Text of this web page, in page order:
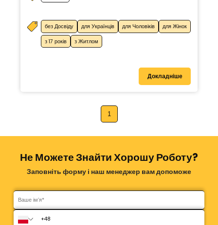
без Досвіду для Українців для Чоловіків для Жінок
з 17 років з Житлом
Докладніше
1
Не Можете Знайти Хорошу Роботу?
Заповніть форму і наш менеджер вам допоможе